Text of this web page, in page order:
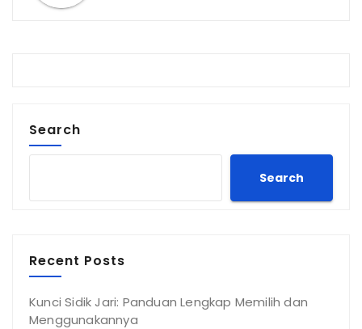
Search
Search
Recent Posts
Kunci Sidik Jari: Panduan Lengkap Memilih dan
Menggunakannya